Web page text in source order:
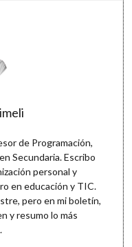
de Programación,
Secundaria. Escribo
personal y
en educación y TIC.
pero en mi boletín,
y resumo lo más